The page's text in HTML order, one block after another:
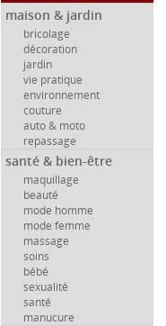
maison & jardin
bricolage
décoration
jardin
vie pratique
environnement
couture
auto & moto
repassage
santé & bien-être
maquillage
beauté
mode homme
mode femme
massage
soins
bébé
sexualité
santé
manucure